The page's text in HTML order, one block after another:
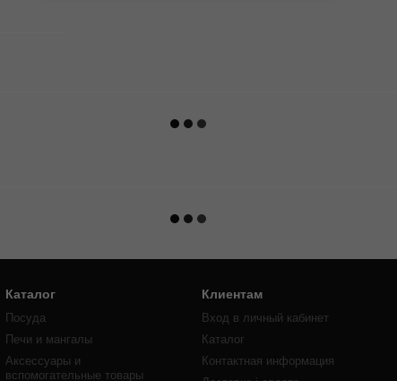
Каталог
Посуда
Печи и мангалы
Аксессуары и
вспомогательные товары
Клиентам
Вход в личный кабинет
Каталог
Контактная информация